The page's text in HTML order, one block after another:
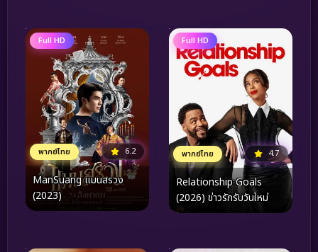
Full HD
พากย์ไทย 6.2
ManSuang แมนสรวง
(2023)
Full HD
พากย์ไทย 4.7
Relationship Goals
(2026) ข่าวรักรับวันใหม่